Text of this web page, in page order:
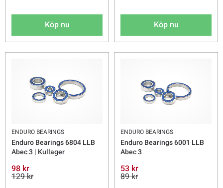
Köp nu Köp nu
ENDURO BEARINGS
Enduro Bearings 6804 LLB
Abec 3 | Kullager
98 kr
129 kr
ENDURO BEARINGS
Enduro Bearings 6001 LLB
Abec 3
53 kr
89 kr